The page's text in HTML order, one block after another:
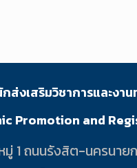
ส่งเสริมวิชาการและงา
Promotion and
มู่ 1 ถนนรังสิต-นครนาย